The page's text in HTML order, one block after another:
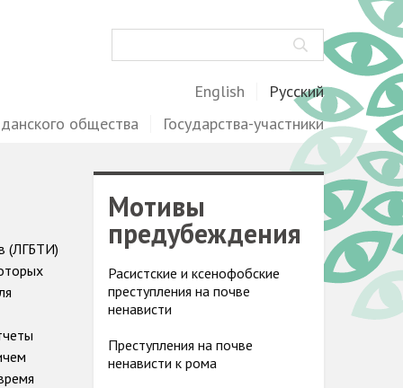
English Русский
общества Государства-участники
(ЛГБТИ)
Мотивы
предубеждения
Расистские и ксенофобские
преступления на почве
ненависти
Преступления на почве
ненависти к рома